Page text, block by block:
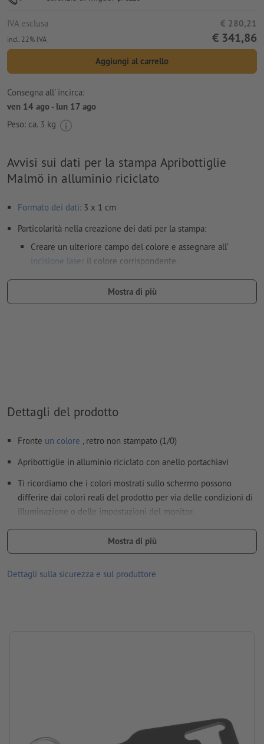
IVA esclusa € 280,21
incl. 22% IVA € 341,86
Aggiungi al carrello
Consegna all' incirca:
ven 14 ago - lun 17 ago
Peso: ca. 3 kg
Avvisi sui dati per la stampa Apribottiglie
Malmö in alluminio riciclato
Formato dei dati: 3 x 1 cm
Particolarità nella creazione dei dati per la stampa:
Creare un ulteriore campo del colore e assegnare all’
incisione laser il colore corrispondente.
denominazione del campo del colore: “Laser”
sono ritenuti idonei
dati vettoriali si trovano nel nostro Centro assistenza.
Non correggiamoerrori di ortografia e sintassi
Come si creano correttamente i dati di stampa?
Mostra di più
Dettagli del prodotto
Fronte un colore , retro non stampato (1/0)
Apribottiglie in alluminio riciclato con anello portachiavi
Ti ricordiamo che i colori mostrati sullo schermo possono
differire dai colori reali del prodotto per via delle condizioni di
illuminazione o delle impostazioni del monitor.
Materiale: alluminio, acciaio inox
dimensioni: 0,2 x 2,9 x 8,9 cm
Imballaggio: involucro in carta/cartone
Mostra di più
Dettagli sulla sicurezza e sul produttore